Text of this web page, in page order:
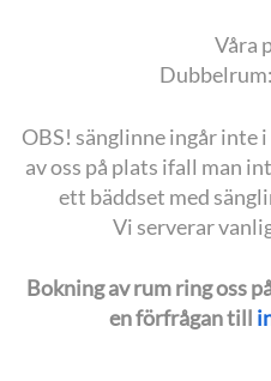
Våra
OBS! sänglinne ingår inte
av oss på plats ifall man
ett bäddset med
Vi serverar
Bokning av rum ring oss
en förfrågan till